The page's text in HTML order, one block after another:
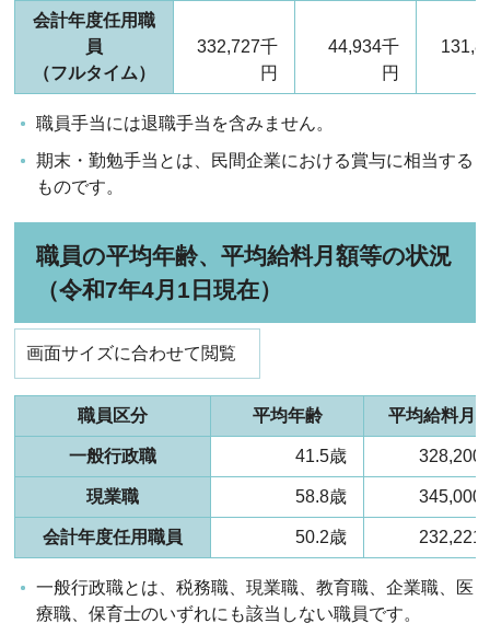
会計年度任用職
員
（フルタイム）
332,727千
円
44,934千
円
職員手当には退職手当を含みません。
期末・勤勉手当とは、民間企業における賞与に相当する
ものです。
職員の平均年齢、平均給料月額等の状況
（令和7年4月1日現在）
画面サイズに合わせて閲覧
職員区分 平均年齢 平均給料月
一般行政職 41.5歳 328,200
現業職 58.8歳 345,000
会計年度任用職員 50.2歳 232,221
一般行政職とは、税務職、現業職、教育職、企業職、医
療職、保育士のいずれにも該当しない職員です。